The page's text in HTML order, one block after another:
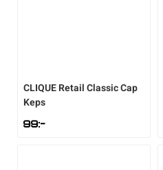
CLIQUERetail Classic Cap
Keps
99:-